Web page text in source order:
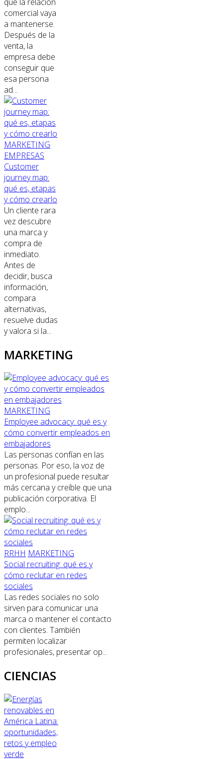
comercial vaya
a mantenerse.
Después de la
venta, la
empresa debe
conseguir que
esa persona
ad...
MARKETING
EMPRESAS
Customer
journey map:
qué es, etapas
y cómo crearlo
Un cliente rara
vez descubre
una marca y
compra de
inmediato.
Antes de
decidir, busca
información,
compara
alternativas,
resuelve dudas
y valora si la...
MARKETING
MARKETING
Employee advocacy: qué es y
cómo convertir empleados en
embajadores
Las personas confían en las
personas. Por eso, la voz de
un profesional puede resultar
más cercana y creíble que una
publicación corporativa. El
emplo...
RRHH MARKETING
Social recruiting: qué es y
cómo reclutar en redes
sociales
Las redes sociales no solo
sirven para comunicar una
marca o mantener el contacto
con clientes. También
permiten localizar
profesionales, presentar op...
CIENCIAS